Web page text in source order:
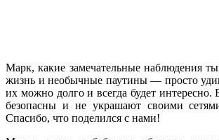
Марк, какие замечательные наблюдения
жизнь и необычные паутины — просто
их можно долго и всегда будет интересно.
безопасны и не украшают своими
Спасибо, что поделился с нами!